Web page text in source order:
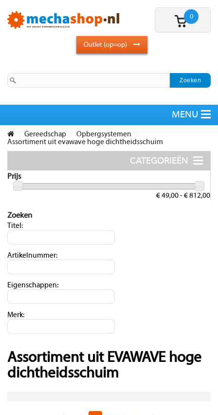
0
Outlet (op=op)
Gereedschap
Opbergsystemen
Assortiment uit evawave hoge dichtheidsschuim
Prijs
€ 49,00 - € 812,00
Zoeken
Titel:
Artikelnummer:
Eigenschappen:
Merk:
Assortiment uit EVAWAVE hoge
dichtheidsschuim